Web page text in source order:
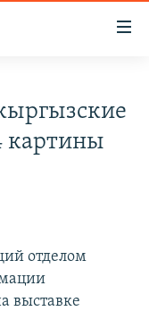
картины
отделом
выставке